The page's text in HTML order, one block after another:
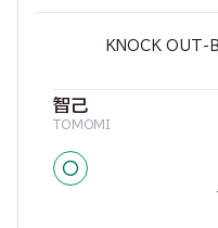
KNOCK OUT-
智己
TOMOMI
○